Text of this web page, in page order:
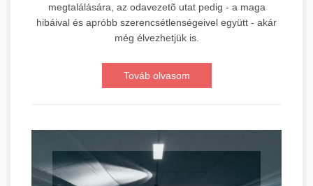
megtalálására, az odavezetõ utat pedig - a maga
hibáival és apróbb szerencsétlenségeivel együtt - akár
még élvezhetjük is.
Továb olvasom